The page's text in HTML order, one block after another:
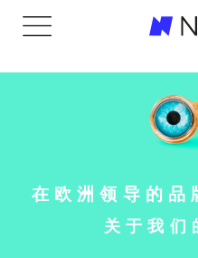
在欧洲领导的品
关于我们